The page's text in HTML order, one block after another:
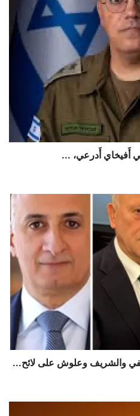
أَفيخاي أَدرعي، ...
والشريف وعلوش على لائح...